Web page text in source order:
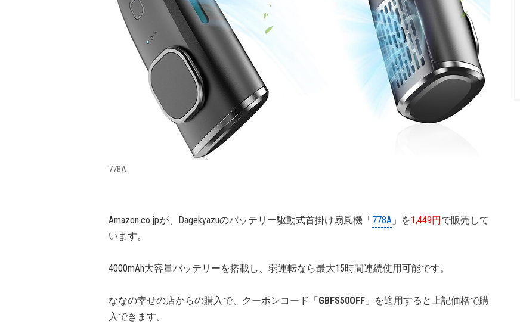
778A
Amazon.co.jpが、Dagekyazuのバッテリー駆動式首掛け扇風機「778A 」を1,449円で販売して
います。
4000mAh大容量バッテリーを搭載し、弱運転なら最大15時間連続使用可能です。
ななの幸せの店からの購入で、クーポンコード「GBFS50OFF 」を適用すると上記価格で購
入できます。